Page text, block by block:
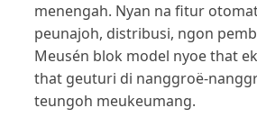
menengah. Nyan na fitur
peunajoh, distribusi, ngon
Meusén blok model nyoe that
that geuturi di nanggroë-
teungoh meukeumang.